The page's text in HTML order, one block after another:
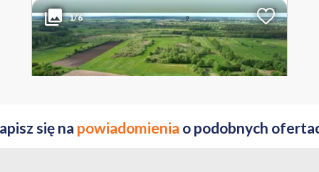
1/6
Liczba pokoi
Powierzchnia
1931 m2
Cena za m2
54 PLN
KUJAWSKO-POMORSKIE nakielski ul. Szkolna
się na powiadomienia o podobnych